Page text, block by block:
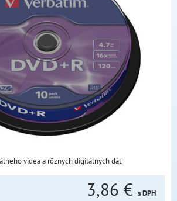
videa a rôznych digitálnych dát
3,86 € s DPH